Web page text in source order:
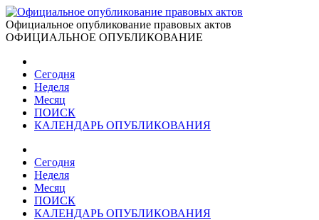
Официальное опубликование правовых актов
ОФИЦИАЛЬНОЕ ОПУБЛИКОВАНИЕ
Сегодня
Неделя
Месяц
ПОИСК
КАЛЕНДАРЬ ОПУБЛИКОВАНИЯ
Сегодня
Неделя
Месяц
ПОИСК
КАЛЕНДАРЬ ОПУБЛИКОВАНИЯ